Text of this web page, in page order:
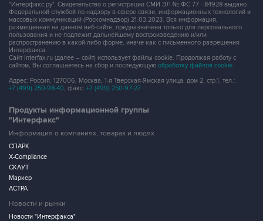
"Интерфакс.ру". Свидетельство о регистрации СМИ ЭЛ № ФС 77 - 84928 выдано
Федеральной службой по надзору в сфере связи, информационных технологий и
массовых коммуникаций (Роскомнадзор) 21.03.2023. Вся информация,
размещенная на данном веб-сайте, предназначена только для персонального
пользования и не подлежит дальнейшему воспроизведению и/или
распространению в какой-либо форме, иначе как с письменного разрешения
Интерфакса.
Сайт Interfax.ru (далее – сайт) использует файлы cookie. Продолжая работу с
сайтом, Вы соглашаетесь на сбор и последующую обработку файлов cookie.
Адрес: Россия, 127006, Москва, 1-я Тверская-Ямская улица, дом 2, стр.1, тел.:
+7 (499) 250-98-40, факс: +7 (499) 250-97-27
Продукты информационной группы
"Интерфакс"
Информация о компаниях, товарах и людях
СПАРК
X-Compliance
СКАУТ
Маркер
АСТРА
Новости и рынки
Новости "Интерфакса"